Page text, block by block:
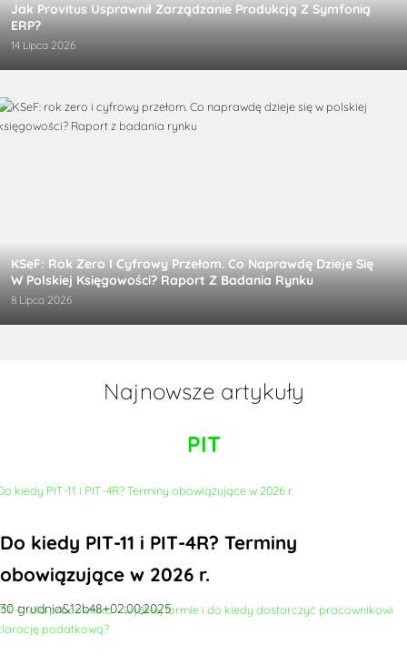
Jak Provitus Usprawnił Zarządzanie Produkcją Z Symfonią
ERP?
14 Lipca 2026
KSeF: Rok Zero I Cyfrowy Przełom. Co Naprawdę Dzieje Się
W Polskiej Księgowości? Raport Z Badania Rynku
8 Lipca 2026
Najnowsze artykuły
PIT
Do kiedy PIT-11 i PIT-4R? Terminy
obowiązujące w 2026 r.
30 grudnia&12b48+02:00;2025